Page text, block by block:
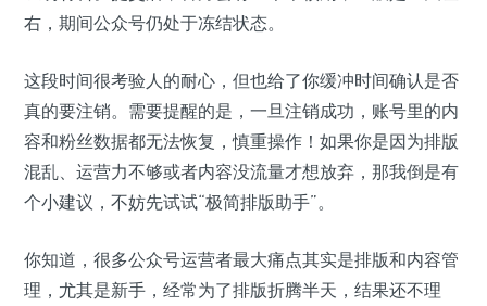
右，期间公众号仍处于冻结状态。
这段时间很考验人的耐心，但也给了你缓冲时间确认是否
真的要注销。需要提醒的是，一旦注销成功，账号里的内
容和粉丝数据都无法恢复，慎重操作！如果你是因为排版
混乱、运营力不够或者内容没流量才想放弃，那我倒是有
个小建议，不妨先试试“极简排版助手”。
你知道，很多公众号运营者最大痛点其实是排版和内容管
理，尤其是新手，经常为了排版折腾半天，结果还不理